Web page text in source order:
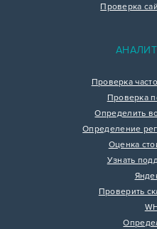
Проверка
Проверка
Проверка
Определить
Определение
Оценка
Узнать
Проверить